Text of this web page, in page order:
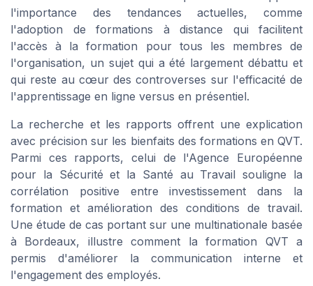
l'importance des tendances actuelles, comme
l'adoption de formations à distance qui facilitent
l'accès à la formation pour tous les membres de
l'organisation, un sujet qui a été largement débattu et
qui reste au cœur des controverses sur l'efficacité de
l'apprentissage en ligne versus en présentiel.
La recherche et les rapports offrent une explication
avec précision sur les bienfaits des formations en QVT.
Parmi ces rapports, celui de l'Agence Européenne
pour la Sécurité et la Santé au Travail souligne la
corrélation positive entre investissement dans la
formation et amélioration des conditions de travail.
Une étude de cas portant sur une multinationale basée
à Bordeaux, illustre comment la formation QVT a
permis d'améliorer la communication interne et
l'engagement des employés.